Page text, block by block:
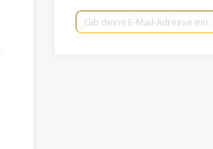
Gib deine E-Mail-Adresse ein ...